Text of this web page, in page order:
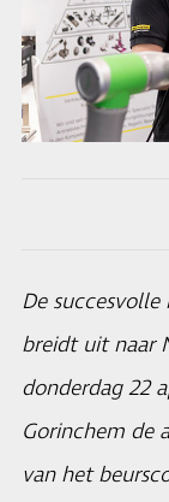
De
breidt uit naar
donderdag 22
Gorinchem de
van het